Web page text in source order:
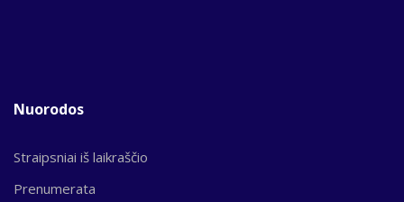
Nuorodos
Straipsniai iš laikraščio
Prenumerata